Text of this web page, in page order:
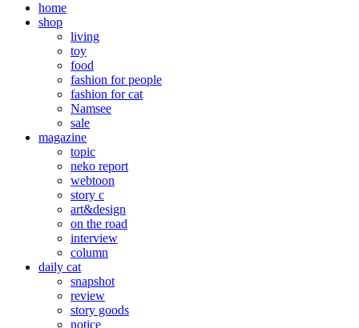
home
shop
living
toy
food
fashion for people
fashion for cat
Namsee
sale
magazine
topic
neko report
webtoon
story c
art&design
on the road
interview
column
daily cat
snapshot
review
story goods
notice